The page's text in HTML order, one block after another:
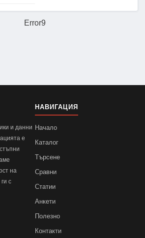
Error9
и данни
е
на
с
НАВИГАЦИЯ
Начало
Каталог
Търсене
Сравни
Статии
Анкети
Полезно
Контакти